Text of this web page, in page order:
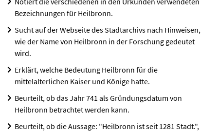
Bezeichnungen für Heilbronn.
Sucht auf der Webseite des Stadtarchivs nach Hinweisen,
wie der Name von Heilbronn in der Forschung gedeutet
wird.
Erklärt, welche Bedeutung Heilbronn für die
mittelalterlichen Kaiser und Könige hatte.
Beurteilt, ob das Jahr 741 als Gründungsdatum von
Heilbronn betrachtet werden kann.
Beurteilt, ob die Aussage: "Heilbronn ist seit 1281 Stadt.",